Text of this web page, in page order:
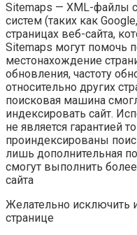
Sitemaps — XML-файлы
систем (таких как
страницах веб-сайта,
Sitemaps могут помочь
местонахождение
обновления, частоту
относительно других
поисковая машина
индексировать сайт.
не является гарантией
проиндексированы
лишь дополнительная
смогут выполнить
сайта
Желательно исключить
странице